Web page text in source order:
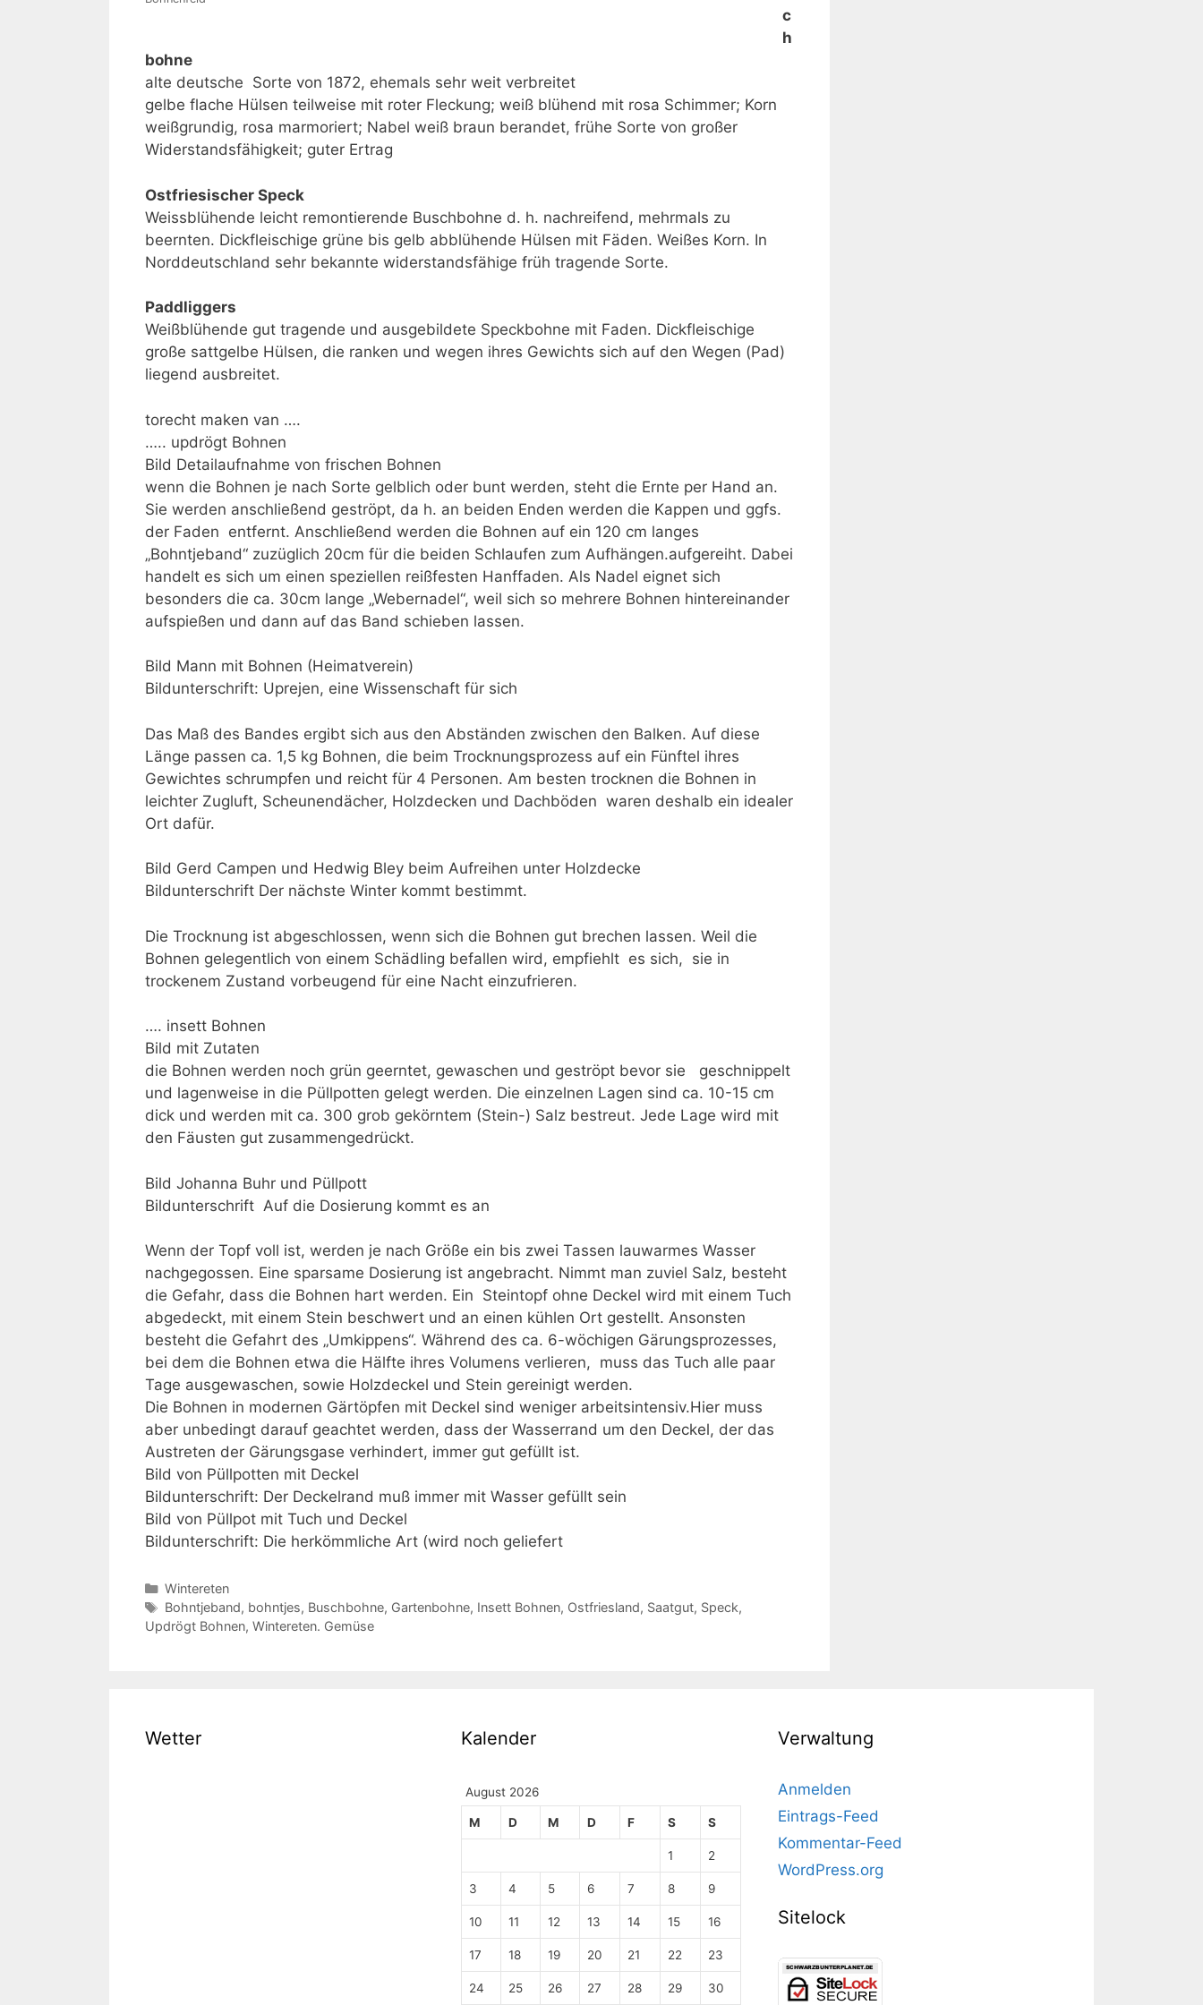
c
h
bohne
alte deutsche Sorte von 1872, ehemals sehr weit verbreitet
gelbe flache Hülsen teilweise mit roter Fleckung; weiß blühend mit rosa Schimmer; Korn
weißgrundig, rosa marmoriert; Nabel weiß braun berandet, frühe Sorte von großer
Widerstandsfähigkeit; guter Ertrag
Ostfriesischer Speck
Weissblühende leicht remontierende Buschbohne d. h. nachreifend, mehrmals zu
beernten. Dickfleischige grüne bis gelb abblühende Hülsen mit Fäden. Weißes Korn. In
Norddeutschland sehr bekannte widerstandsfähige früh tragende Sorte.
Paddliggers
Weißblühende gut tragende und ausgebildete Speckbohne mit Faden. Dickfleischige
große sattgelbe Hülsen, die ranken und wegen ihres Gewichts sich auf den Wegen (Pad)
liegend ausbreitet.
torecht maken van ….
….. updrögt Bohnen
Bild Detailaufnahme von frischen Bohnen
wenn die Bohnen je nach Sorte gelblich oder bunt werden, steht die Ernte per Hand an.
Sie werden anschließend geströpt, da h. an beiden Enden werden die Kappen und ggfs.
der Faden entfernt. Anschließend werden die Bohnen auf ein 120 cm langes
„Bohntjeband“ zuzüglich 20cm für die beiden Schlaufen zum Aufhängen.aufgereiht. Dabei
handelt es sich um einen speziellen reißfesten Hanffaden. Als Nadel eignet sich
besonders die ca. 30cm lange „Webernadel“, weil sich so mehrere Bohnen hintereinander
aufspießen und dann auf das Band schieben lassen.
Bild Mann mit Bohnen (Heimatverein)
Bildunterschrift: Uprejen, eine Wissenschaft für sich
Das Maß des Bandes ergibt sich aus den Abständen zwischen den Balken. Auf diese
Länge passen ca. 1,5 kg Bohnen, die beim Trocknungsprozess auf ein Fünftel ihres
Gewichtes schrumpfen und reicht für 4 Personen. Am besten trocknen die Bohnen in
leichter Zugluft, Scheunendächer, Holzdecken und Dachböden waren deshalb ein idealer
Ort dafür.
Bild Gerd Campen und Hedwig Bley beim Aufreihen unter Holzdecke
Bildunterschrift Der nächste Winter kommt bestimmt.
Die Trocknung ist abgeschlossen, wenn sich die Bohnen gut brechen lassen. Weil die
Bohnen gelegentlich von einem Schädling befallen wird, empfiehlt es sich, sie in
trockenem Zustand vorbeugend für eine Nacht einzufrieren.
…. insett Bohnen
Bild mit Zutaten
die Bohnen werden noch grün geerntet, gewaschen und geströpt bevor sie geschnippelt
und lagenweise in die Püllpotten gelegt werden. Die einzelnen Lagen sind ca. 10-15 cm
dick und werden mit ca. 300 grob gekörntem (Stein-) Salz bestreut. Jede Lage wird mit
den Fäusten gut zusammengedrückt.
Bild Johanna Buhr und Püllpott
Bildunterschrift Auf die Dosierung kommt es an
Wenn der Topf voll ist, werden je nach Größe ein bis zwei Tassen lauwarmes Wasser
nachgegossen. Eine sparsame Dosierung ist angebracht. Nimmt man zuviel Salz, besteht
die Gefahr, dass die Bohnen hart werden. Ein Steintopf ohne Deckel wird mit einem Tuch
abgedeckt, mit einem Stein beschwert und an einen kühlen Ort gestellt. Ansonsten
besteht die Gefahrt des „Umkippens“. Während des ca. 6-wöchigen Gärungsprozesses,
bei dem die Bohnen etwa die Hälfte ihres Volumens verlieren, muss das Tuch alle paar
Tage ausgewaschen, sowie Holzdeckel und Stein gereinigt werden.
Die Bohnen in modernen Gärtöpfen mit Deckel sind weniger arbeitsintensiv.Hier muss
aber unbedingt darauf geachtet werden, dass der Wasserrand um den Deckel, der das
Austreten der Gärungsgase verhindert, immer gut gefüllt ist.
Bild von Püllpotten mit Deckel
Bildunterschrift: Der Deckelrand muß immer mit Wasser gefüllt sein
Bild von Püllpot mit Tuch und Deckel
Bildunterschrift: Die herkömmliche Art (wird noch geliefert
Kategorien
Wintereten
Schlagwörter
Bohntjeband, bohntjes, Buschbohne, Gartenbohne, Insett Bohnen, Ostfriesland, Saatgut, Speck,
Updrögt Bohnen, Wintereten. Gemüse
Wetter Kalender
August 2026
M D M D F S S
1 2
3 4 5 6 7 8 9
10 11 12 13 14 15 16
17 18 19 20 21 22 23
24 25 26 27 28 29 30
Verwaltung
Anmelden
Eintrags-Feed
Kommentar-Feed
WordPress.org
Sitelock